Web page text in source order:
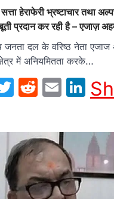
हेराफेरी भ्रष्टाचार तथा
प्रदान कर रही है – एजाज़
जनता दल के वरिष्ठ नेता
में अनियमितता करके…
Twitter
Reddit
Email